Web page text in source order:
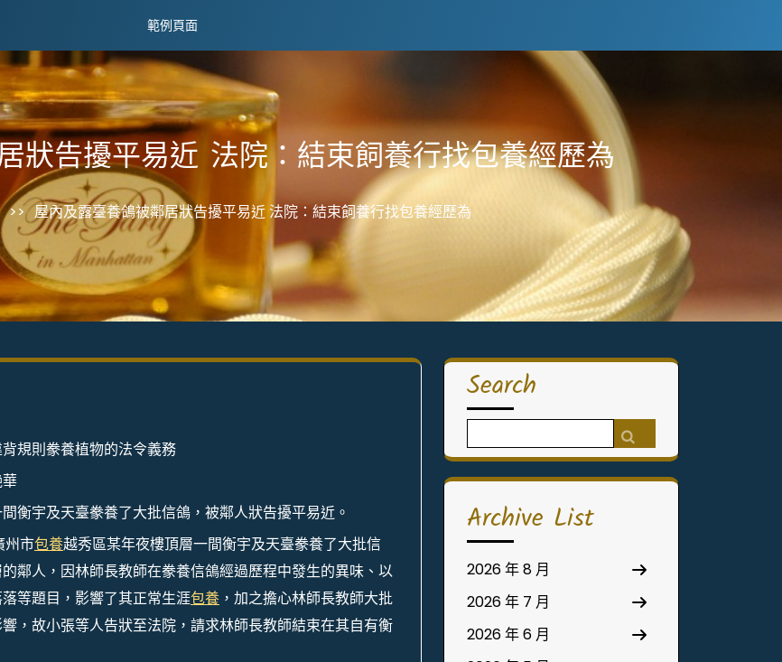
範例頁面
狀告擾平易近 法院：結束飼養行找包養經歷為
>> 屋內及露臺養鴿被鄰居狀告擾平易近 法院：結束飼養行找包養經歷為
規則豢養植物的法令義務
衡宇及天臺豢養了大批信鴿，被鄰人狀告擾平易近。
州市包養越秀區某年夜樓頂層一間衡宇及天臺豢養了大批信
鄰人，因林師長教師在豢養信鴿經過歷程中發生的異味、以
等題目，影響了其正常生涯包養 ，加之擔心林師長教師大批
，故小張等人告狀至法院，請求林師長教師結束在其自有衡
Search
for:
Archive List
2026 年 8 月
2026 年 7 月
2026 年 6 月